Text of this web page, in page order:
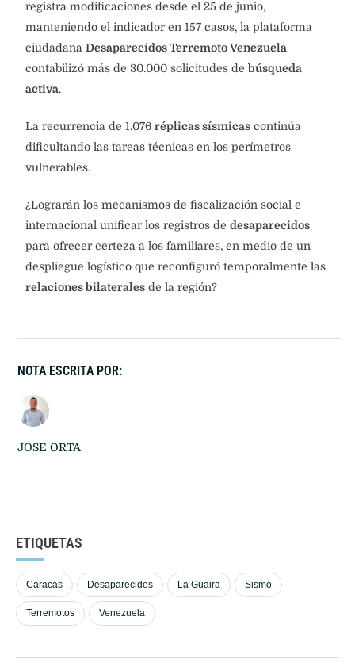
registra modificaciones desde el 25 de junio,
manteniendo el indicador en 157 casos, la plataforma
ciudadana Desaparecidos Terremoto Venezuela
contabilizó más de 30.000 solicitudes de búsqueda
activa.
La recurrencia de 1.076 réplicas sísmicas continúa
dificultando las tareas técnicas en los perímetros
vulnerables.
¿Lograrán los mecanismos de fiscalización social e
internacional unificar los registros de desaparecidos
para ofrecer certeza a los familiares, en medio de un
despliegue logístico que reconfiguró temporalmente las
relaciones bilaterales de la región?
NOTA ESCRITA POR:
JOSE ORTA
ETIQUETAS
Caracas Desaparecidos La Guaira Sismo
Terremotos Venezuela